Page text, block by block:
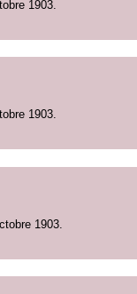
1903.
1903.
1903.